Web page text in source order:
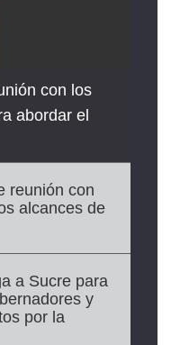
con los
abordar el
reunión con
alcances de
a Sucre para
y
por la